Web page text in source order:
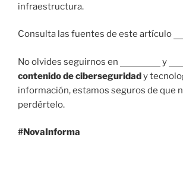
infraestructura.
Consulta las fuentes de este artículo
No olvides seguirnos en y
contenido de ciberseguridady
información, estamos seguros de que
perdértelo.
#NovaInforma